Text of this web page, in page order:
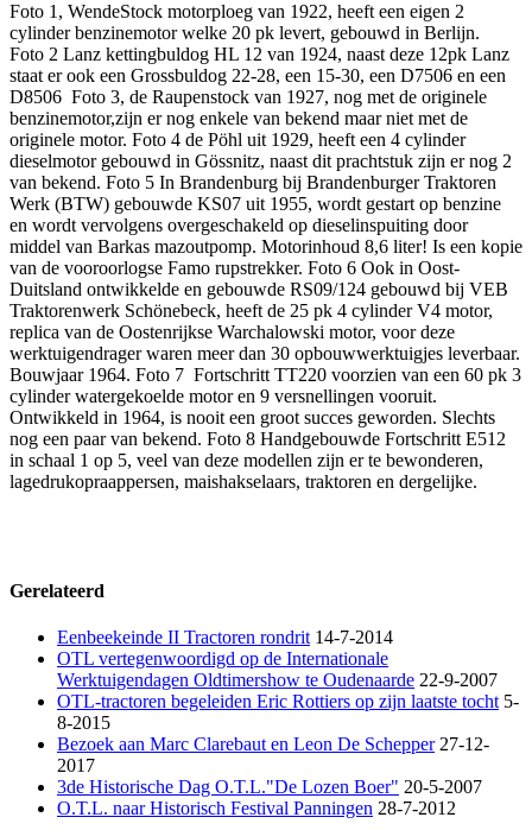
Foto 1, WendeStock motorploeg van 1922, heeft een eigen 2
cylinder benzinemotor welke 20 pk levert, gebouwd in Berlijn.
Foto 2 Lanz kettingbuldog HL 12 van 1924, naast deze 12pk Lanz
staat er ook een Grossbuldog 22-28, een 15-30, een D7506 en een
D8506 Foto 3, de Raupenstock van 1927, nog met de originele
benzinemotor,zijn er nog enkele van bekend maar niet met de
originele motor. Foto 4 de Pöhl uit 1929, heeft een 4 cylinder
dieselmotor gebouwd in Gössnitz, naast dit prachtstuk zijn er nog 2
van bekend. Foto 5 In Brandenburg bij Brandenburger Traktoren
Werk (BTW) gebouwde KS07 uit 1955, wordt gestart op benzine
en wordt vervolgens overgeschakeld op dieselinspuiting door
middel van Barkas mazoutpomp. Motorinhoud 8,6 liter! Is een kopie
van de vooroorlogse Famo rupstrekker. Foto 6 Ook in Oost-
Duitsland ontwikkelde en gebouwde RS09/124 gebouwd bij VEB
Traktorenwerk Schönebeck, heeft de 25 pk 4 cylinder V4 motor,
replica van de Oostenrijkse Warchalowski motor, voor deze
werktuigendrager waren meer dan 30 opbouwwerktuigjes leverbaar.
Bouwjaar 1964. Foto 7 Fortschritt TT220 voorzien van een 60 pk 3
cylinder watergekoelde motor en 9 versnellingen vooruit.
Ontwikkeld in 1964, is nooit een groot succes geworden. Slechts
nog een paar van bekend. Foto 8 Handgebouwde Fortschritt E512
in schaal 1 op 5, veel van deze modellen zijn er te bewonderen,
lagedrukopraappersen, maishakselaars, traktoren en dergelijke.
Gerelateerd
Eenbeekeinde II Tractoren rondrit 14-7-2014
OTL vertegenwoordigd op de Internationale
Werktuigendagen Oldtimershow te Oudenaarde 22-9-2007
OTL-tractoren begeleiden Eric Rottiers op zijn laatste tocht 5-
8-2015
Bezoek aan Marc Clarebaut en Leon De Schepper27-12-
2017
3de Historische Dag O.T.L."De Lozen Boer" 20-5-2007
O.T.L. naar Historisch Festival Panningen 28-7-2012